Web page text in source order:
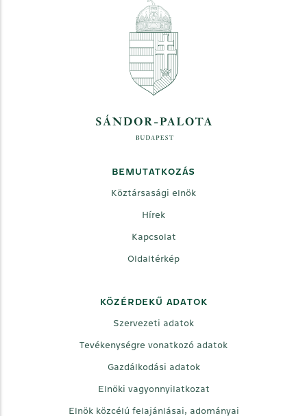
BEMUTATKOZÁS
Köztársasági elnök
Hírek
Kapcsolat
Oldaltérkép
KÖZÉRDEKŰ ADATOK
Szervezeti adatok
Tevékenységre vonatkozó adatok
Gazdálkodási adatok
Elnöki vagyonnyilatkozat
Elnök közcélú felajánlásai, adományai